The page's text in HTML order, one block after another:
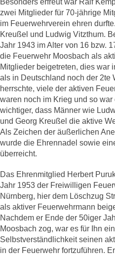
Besonders erfreut war Ralf
zwei Mitglieder für 70-jährige
im Feuerwehrverein ehren
Kreußel und Ludwig Vitzthum.
Jahr 1943 im Alter von 16 bzw.
die Feuerwehr Moosbach als
Mitglieder beigetreten, dies war
als in Deutschland noch der 2te
herrschte, viele der aktiven
waren noch im Krieg und so war
wichtiger, dass Männer wie
und Georg Kreußel die aktive
Als Zeichen der äußerlichen
wurde die Ehrennadel sowie
überreicht.
Das Ehrenmitglied Herbert
Jahr 1953 der Freiwilligen
Nürnberg, hier dem Löschzug
als aktiver Feuerwehrmann
Nachdem er Ende der 50iger
Moosbach zog, war es für Ihn
Selbstverständlichkeit seinen
in der Feuerwehr fortzuführen.